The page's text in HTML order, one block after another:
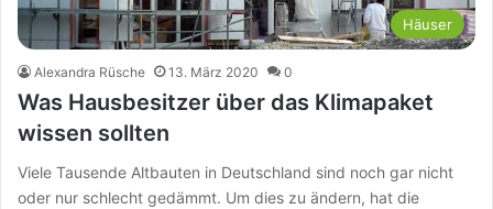
Häuser
Alexandra Rüsche 13. März 2020 0
Was Hausbesitzer über das Klimapaket
wissen sollten
Viele Tausende Altbauten in Deutschland sind noch gar nicht
oder nur schlecht gedämmt. Um dies zu ändern, hat die